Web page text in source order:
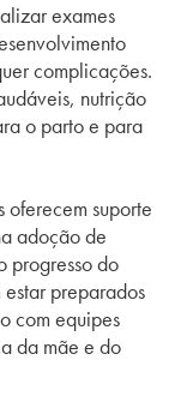
exames
complicações.
nutrição
o parto e para
oferecem suporte
adoção de
progresso do
preparados
com equipes
da mãe e do